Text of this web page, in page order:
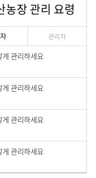
농장 관리 요령
관리자
관리하세요
관리하세요
관리하세요
관리하세요